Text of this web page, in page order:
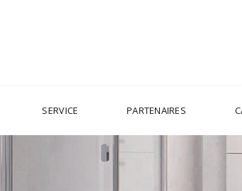
SERVICE PARTENAIRES